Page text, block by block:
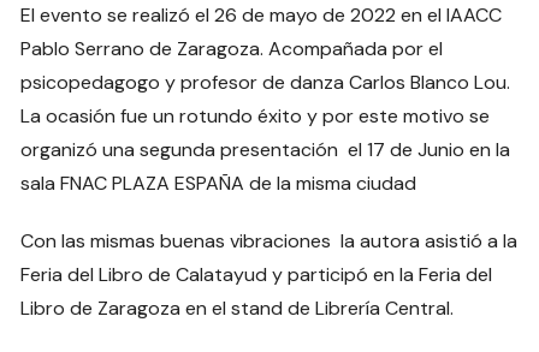
El evento se realizó el 26 de mayo de 2022 en el IAACC
Pablo Serrano de Zaragoza. Acompañada por el
psicopedagogo y profesor de danza Carlos Blanco Lou.
La ocasión fue un rotundo éxito y por este motivo se
organizó una segunda presentación el 17 de Junio en la
sala FNAC PLAZA ESPAÑA de la misma ciudad
Con las mismas buenas vibraciones la autora asistió a la
Feria del Libro de Calatayud y participó en la Feria del
Libro de Zaragoza en el stand de Librería Central.